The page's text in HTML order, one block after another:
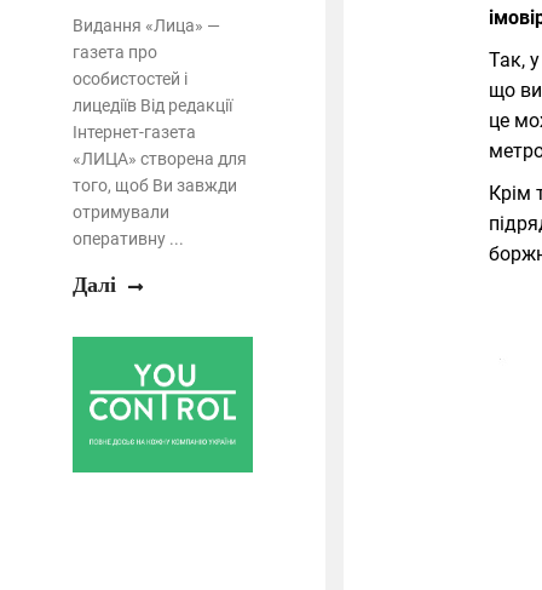
Видання «Лица» —
газета про
особистостей і
лицедіїв Від редакції
Інтернет-газета
«ЛИЦА» створена для
того, щоб Ви завжди
отримували
оперативну ...
Далі
Так,
що
це
Крім